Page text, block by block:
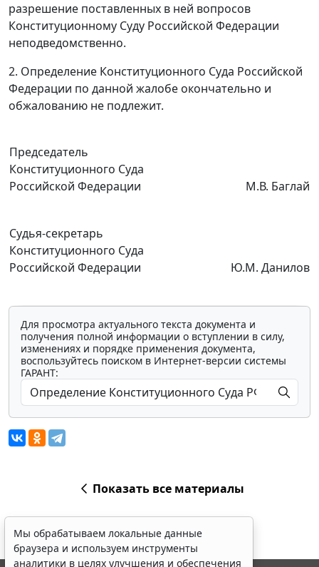
разрешение поставленных в ней вопросов
Конституционному Суду Российской Федерации
неподведомственно.
2. Определение Конституционного Суда Российской
Федерации по данной жалобе окончательно и
обжалованию не подлежит.
Председатель
Конституционного Суда
Российской Федерации
М.В. Баглай
Судья-секретарь
Конституционного Суда
Российской Федерации
Ю.М. Данилов
Для просмотра актуального текста документа и
получения полной информации о вступлении в силу,
изменениях и порядке применения документа,
воспользуйтесь поиском в Интернет-версии системы
ГАРАНТ:
Показать все материалы
Мы обрабатываем локальные данные
браузера и используем инструменты
аналитики в целях улучшения и обеспечения